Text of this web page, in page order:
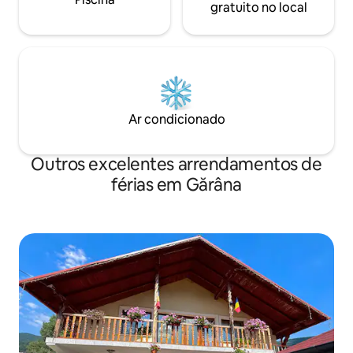
gratuito no local
Ar condicionado
Outros excelentes arrendamentos de
férias em Gărâna